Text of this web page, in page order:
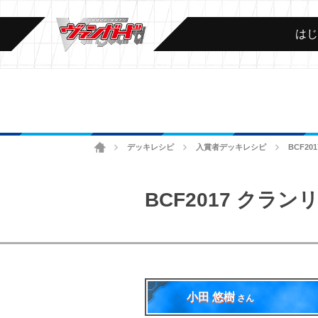
は
ホームデッキレシピ 入賞者デッキレシピ
BCF2017 クラン
小田 悠樹 さん